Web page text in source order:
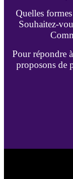
Quelles
Souhaitez-
Pour répondre
proposons de